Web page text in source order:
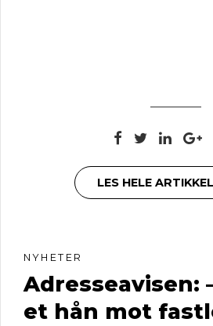
LES HELE
NYHETER
Adresseavisen:
et hån mot